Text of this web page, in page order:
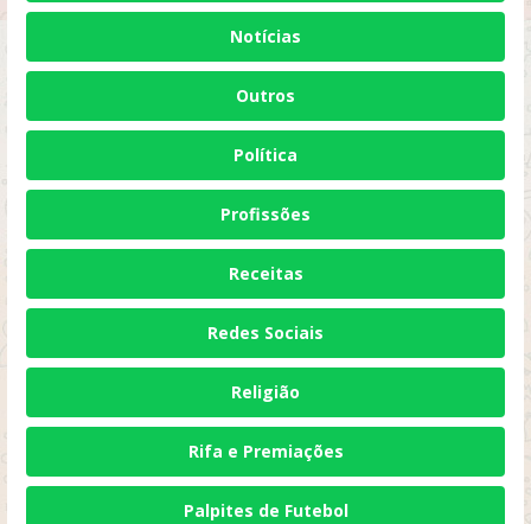
Notícias
Outros
Política
Profissões
Receitas
Redes Sociais
Religião
Rifa e Premiações
Palpites de Futebol